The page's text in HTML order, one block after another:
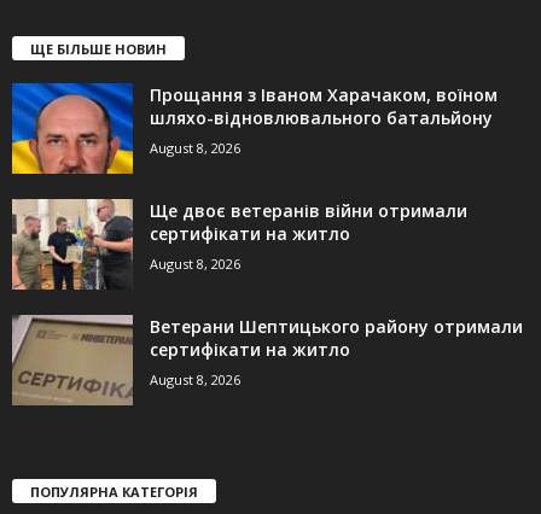
ЩЕ БІЛЬШЕ НОВИН
Прощання з Іваном Харачаком, воїном
шляхо-відновлювального батальйону
August 8, 2026
Ще двоє ветеранів війни отримали
сертифікати на житло
August 8, 2026
Ветерани Шептицького району отримали
сертифікати на житло
August 8, 2026
ПОПУЛЯРНА КАТЕГОРІЯ